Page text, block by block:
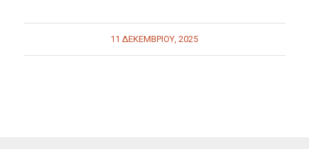
11 ΔΕΚΕΜΒΡΊΟΥ, 2025